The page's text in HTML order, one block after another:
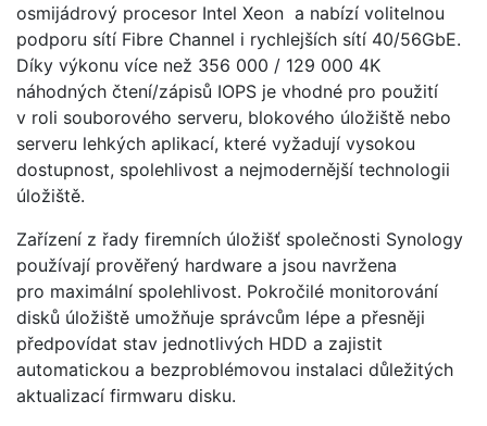
osmijádrový procesor Intel Xeon a nabízí volitelnou
podporu sítí Fibre Channel i rychlejších sítí 40/56GbE.
Díky výkonu více než 356 000 / 129 000 4K
náhodných čtení/zápisů IOPS je vhodné pro použití
v roli souborového serveru, blokového úložiště nebo
serveru lehkých aplikací, které vyžadují vysokou
dostupnost, spolehlivost a nejmodernější technologii
úložiště.
Zařízení z řady firemních úložišť společnosti Synology
používají prověřený hardware a jsou navržena
pro maximální spolehlivost. Pokročilé monitorování
disků úložiště umožňuje správcům lépe a přesněji
předpovídat stav jednotlivých HDD a zajistit
automatickou a bezproblémovou instalaci důležitých
aktualizací firmwaru disku.